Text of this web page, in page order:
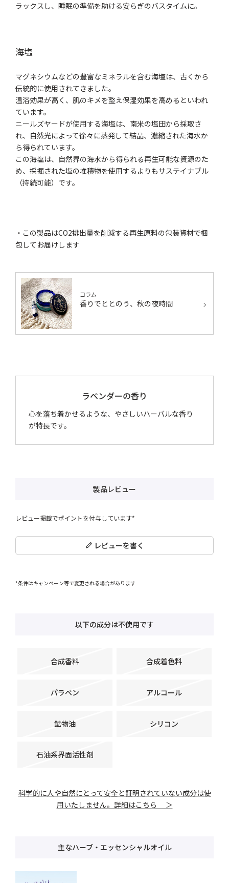
ラックスし、睡眠の準備を助ける安らぎのバスタイムに。
海塩
マグネシウムなどの豊富なミネラルを含む海塩は、古くから
伝統的に使用されてきました。
温浴効果が高く、肌のキメを整え保湿効果を高めるといわれ
ています。
ニールズヤードが使用する海塩は、南米の塩田から採取さ
れ、自然光によって徐々に蒸発して結晶、濃縮された海水か
ら得られています。
この海塩は、自然界の海水から得られる再生可能な資源のた
め、採掘された塩の堆積物を使用するよりもサステイナブル
（持続可能）です。
・この製品はCO2排出量を削減する再生原料の包装資材で梱
包してお届けします
コラム
香りでととのう、秋の夜時間
ラベンダーの香り
心を落ち着かせるような、やさしいハーバルな香り
が特長です。
製品レビュー
レビュー掲載でポイントを付与しています*
レビューを書く
*条件はキャンペーン等で変更される場合があります
以下の成分は不使用です
合成香料 合成着色料
パラベン アルコール
鉱物油 シリコン
石油系界面活性剤
科学的に人や自然にとって安全と証明されていない成分は使
用いたしません。詳細はこちら ＞
主なハーブ・エッセンシャルオイル